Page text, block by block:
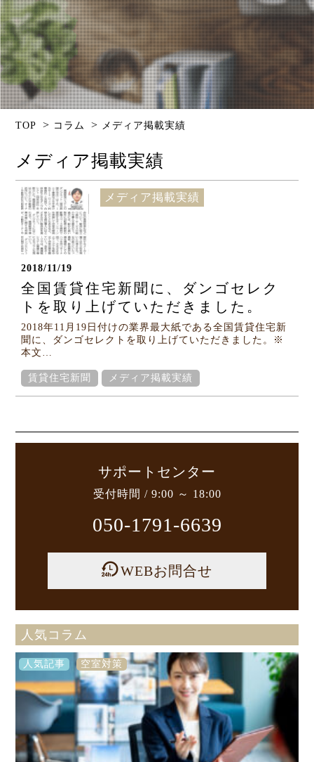
Column
コラム
TOP > コラム > メディア掲載実績
メディア掲載実績
メディア掲載実績
2018/11/19
全国賃貸住宅新聞に、ダンゴセレク
トを取り上げていただきました。
2018年11月19日付けの業界最大紙である全国賃貸住宅新
聞に、ダンゴセレクトを取り上げていただきました。※
本文…
賃貸住宅新聞 メディア掲載実績
サポートセンター
受付時間 / 9:00 ～ 18:00
050-1791-6639
WEBお問合せ
人気コラム
人気記事 空室対策